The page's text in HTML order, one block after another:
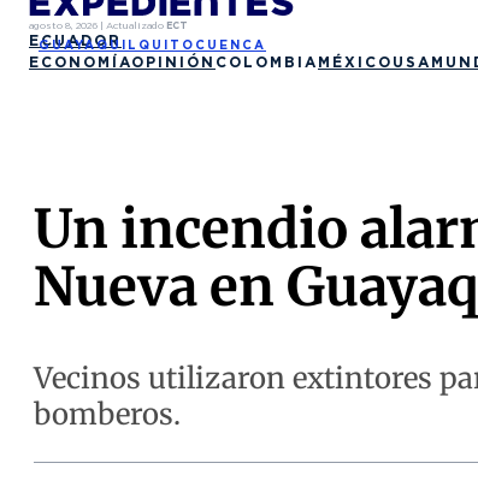
agosto 8, 2026 | Actualizado ECT
ECUADOR
GUAYAQUIL QUITO CUENCA
ECONOMÍAOPINIÓN COLOMBIA MÉXICO USA
Un incendio
Nueva en
Vecinos utilizaron extintores
bomberos.